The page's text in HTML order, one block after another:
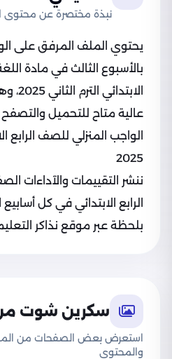
نبذة مختصرة عن محتوى
يحتوي الملف المرفق على
بالأسبوع الثالث في مادة
عالية متاح للتحميل
الواجب المنزلي للصف الرابع
2025
ننشر التقييمات والآداءات
الرابع الابتدائي في كل
بلحظة عبر موقع نذاكر
سكرين شوت
استعرض بعض الصفحات من
والمحتوى